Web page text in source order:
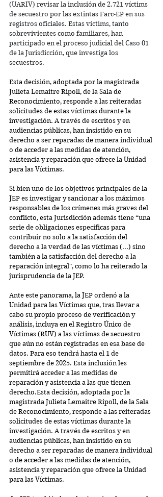
(UARIV) revisar la inclusión de 2.721 víctims
de secuestro por las extintas Farc-EP en sus
registros oficiales. Estas víctims, tanto
sobrevivientes como familiares, han
participado en el proceso judicial del Caso 01
de la Jurisdicción, que investiga los
secuestros.
Esta decisión, adoptada por la magistrada
Julieta Lemaitre Ripoll, de la Sala de
Reconocimiento, responde a las reiteradas
solicitudes de estas víctimas durante la
investigación. A través de escritos y en
audiencias públicas, han insistido en su
derecho a ser reparadas de manera individual
o de acceder a las medidas de atención,
asistencia y reparación que ofrece la Unidad
para las Víctimas.
Si bien uno de los objetivos principales de la
JEP es investigar y sancionar a los máximos
responsables de los crímenes más graves del
conflicto, esta Jurisdicción además tiene “una
serie de obligaciones específicas para
contribuir no solo a la satisfacción del
derecho a la verdad de las víctimas (...) sino
también a la satisfacción del derecho a la
reparación integral", como lo ha reiterado la
jurisprudencia de la JEP.
Ante este panorama, la JEP ordenó a la
Unidad para las Víctimas que, tras llevar a
cabo su propio proceso de verificación y
análisis, incluya en el Registro Único de
Víctimas (RUV) a las víctimas de secuestro
que aún no están registradas en esa base de
datos. Para eso tendrá hasta el 1 de
septiembre de 2025. Esta inclusión les
permitirá acceder a las medidas de
reparación y asistencia a las que tienen
derecho.Esta decisión, adoptada por la
magistrada Julieta Lemaitre Ripoll, de la Sala
de Reconocimiento, responde a las reiteradas
solicitudes de estas víctimas durante la
investigación. A través de escritos y en
audiencias públicas, han insistido en su
derecho a ser reparadas de manera individual
o de acceder a las medidas de atención,
asistencia y reparación que ofrece la Unidad
para las Víctimas.